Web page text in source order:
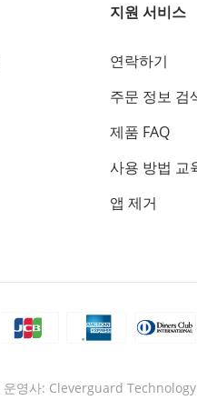
지원 서비스
연락하기
주문 정보 검
제품 FAQ
사용 방법 교
앱 제거
운영사: Cleverguard